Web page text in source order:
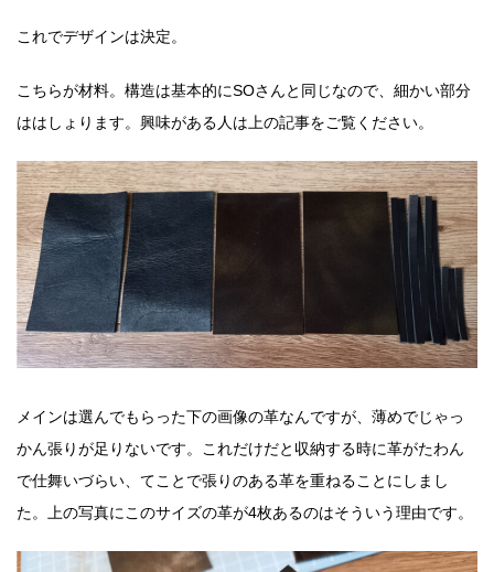
これでデザインは決定。
こちらが材料。構造は基本的にSOさんと同じなので、細かい部分
ははしょります。興味がある人は上の記事をご覧ください。
メインは選んでもらった下の画像の革なんですが、薄めでじゃっ
かん張りが足りないです。これだけだと収納する時に革がたわん
で仕舞いづらい、てことで張りのある革を重ねることにしまし
た。上の写真にこのサイズの革が4枚あるのはそういう理由です。